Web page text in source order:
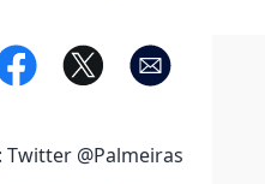
Twitter @Palmeiras